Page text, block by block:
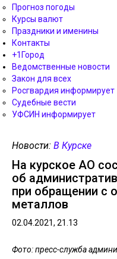
Прогноз погоды
Курсы валют
Праздники и именины
Контакты
+1Город
Ведомственные новости
Закон для всех
Росгвардия информирует
Судебные вести
УФСИН информирует
Новости: В Курске
На курское АО
об
при обращении с
металлов
02.04.2021, 21.13
Фото: пресс-служба